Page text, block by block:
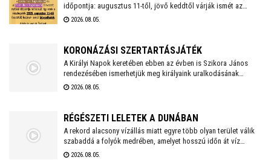
időpontja: augusztus 11-től, jövő keddtől várják ismét az
olvasókat. A csütörtökre tervezett Zümmögő foglalkozás is
2026.08.05.
KORONÁZÁSI SZERTARTÁSJÁTÉK
A Királyi Napok keretében ebben az évben is Szikora János
rendezésében ismerhetjük meg királyaink uralkodásának
történetét. Idén újra a Nemzeti Emlékhely ad otthont a
2026.08.05.
RÉGÉSZETI LELETEK A DUNÁBAN
A rekord alacsony vízállás miatt egyre több olyan terület válik
szabaddá a folyók medrében, amelyet hosszú időn át víz
borított. A visszahúzódó Duna és más folyók sokszor nemcsak
2026.08.05.